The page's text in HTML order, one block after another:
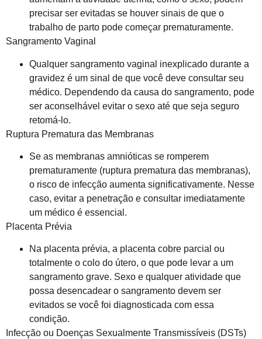
precisar ser evitadas se houver sinais de que o
trabalho de parto pode começar prematuramente.
Sangramento Vaginal
Qualquer sangramento vaginal inexplicado durante a
gravidez é um sinal de que você deve consultar seu
médico. Dependendo da causa do sangramento, pode
ser aconselhável evitar o sexo até que seja seguro
retomá-lo.
Ruptura Prematura das Membranas
Se as membranas amnióticas se romperem
prematuramente (ruptura prematura das membranas),
o risco de infecção aumenta significativamente. Nesse
caso, evitar a penetração e consultar imediatamente
um médico é essencial.
Placenta Prévia
Na placenta prévia, a placenta cobre parcial ou
totalmente o colo do útero, o que pode levar a um
sangramento grave. Sexo e qualquer atividade que
possa desencadear o sangramento devem ser
evitados se você foi diagnosticada com essa
condição.
Infecção ou Doenças Sexualmente Transmissíveis (DSTs)